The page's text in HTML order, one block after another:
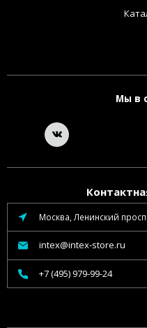
Мы в
Москва, Ленинский
intex@intex-store.ru
+7 (495) 979-99-24